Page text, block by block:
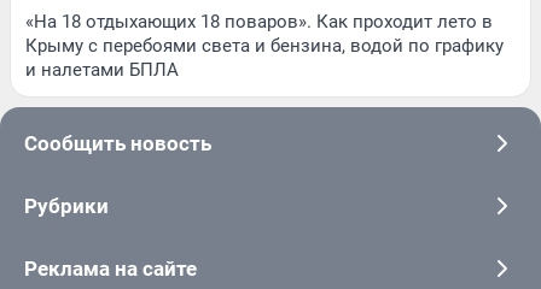
«На 18 отдыхающих 18 поваров». Как проходит лето в
Крыму с перебоями света и бензина, водой по графику
и налетами БПЛА
Сообщить новость
Рубрики
Реклама на сайте